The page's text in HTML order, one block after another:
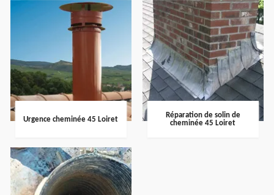
Urgence cheminée 45 Loiret
Réparation de solin de
cheminée 45 Loiret